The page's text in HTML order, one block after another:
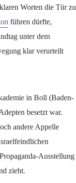
Worten die Tür zu
führen dürfte,
unter dem
klar verurteilt
in Boll (Baden-
besetzt war.
andere Appelle
Ausstellung
zieht.